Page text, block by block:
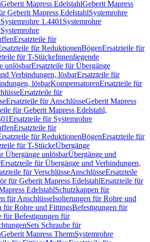
Geberit Mapress EdelstahlGeberit Mapress
Geberit Mapress EdelstahlSystemrohre
1.4401 Systemrohre
Ersatzteile für
für ReduktionenBögenErsatzteile für
für T-StückeInnenliegende
unlösbarErsatzteile für Übergänge
Verbindungen, lösbarErsatzteile für
lösbarKompensatorenErsatzteile für
Ersatzteile für
Ersatzteile für AnschlüsseGeberit Mapress
für Geberit Mapress Edelstahl,
Ersatzteile für Systemrohre
Ersatzteile für
für ReduktionenBögenErsatzteile für
für T-StückeÜbergänge
Übergänge unlösbarÜbergänge und
Ersatzteile für Übergänge und Verbindungen,
für VerschlüsseAnschlüsseErsatzteile
für Geberit Mapress EdelstahlErsatzteile für
EdelstahlSchutzkappen für
für AnschlüsseIsolierungen für Rohre und
für Rohre und FittingsBefestigungen für
für Befestigungen für
Sets Schraube für
Geberit Mapress ThermSystemrohre